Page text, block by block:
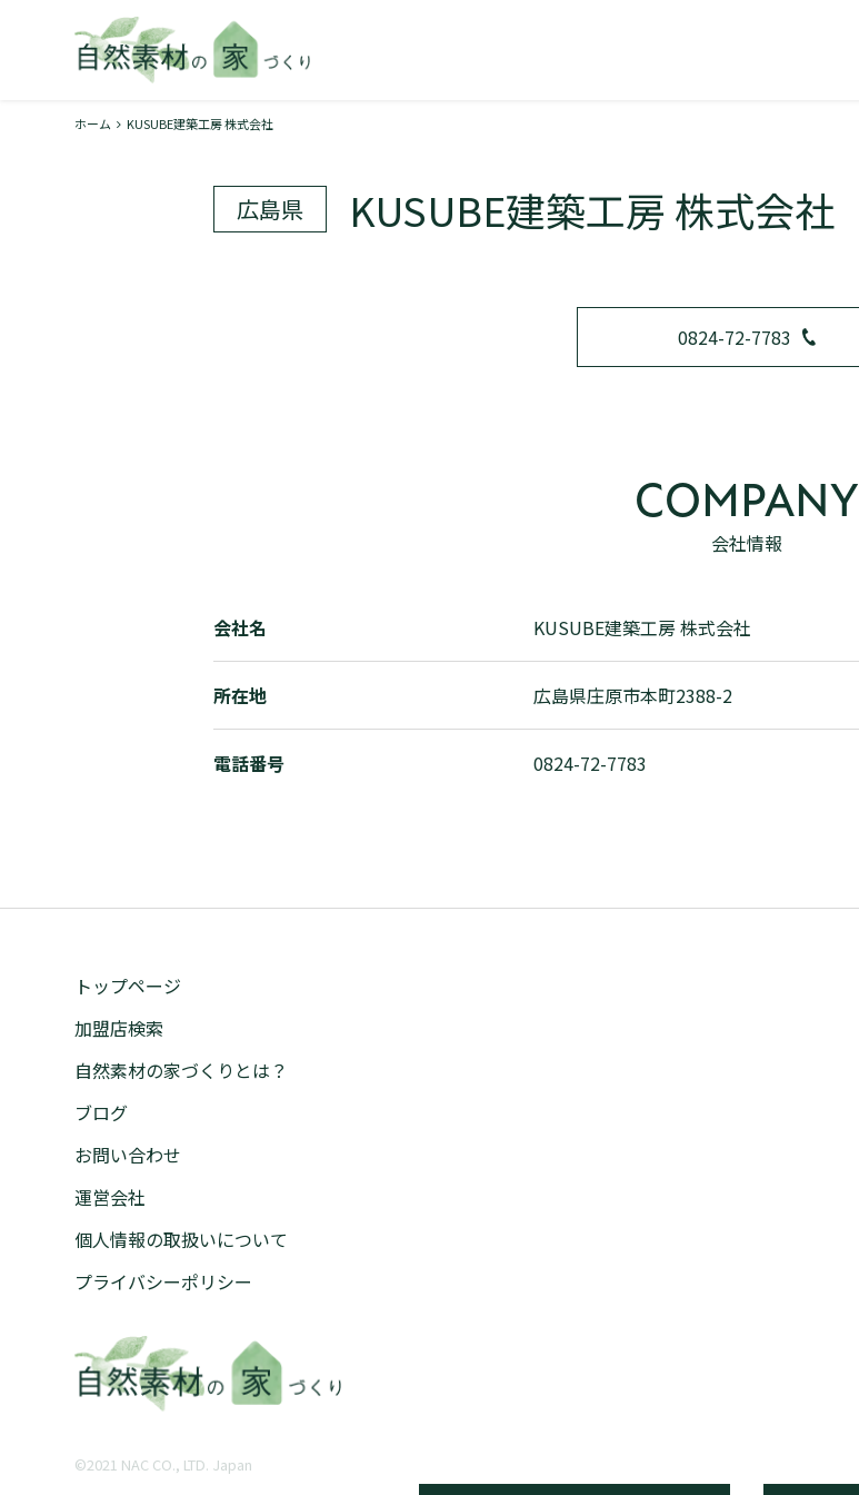
ホーム KUSUBE建築工房 株式会社
広島県 KUSUBE建築工房 株式会社
0824-72-7783
COMPANY
会社情報
会社名 KUSUBE建築工房 株式会社
所在地 広島県庄原市本町2388-2
電話番号 0824-72-7783
トップページ
加盟店検索
自然素材の家づくりとは？
ブログ
お問い合わせ
運営会社
個人情報の取扱いについて
プライバシーポリシー
©︎2021 NAC CO., LTD. Japan